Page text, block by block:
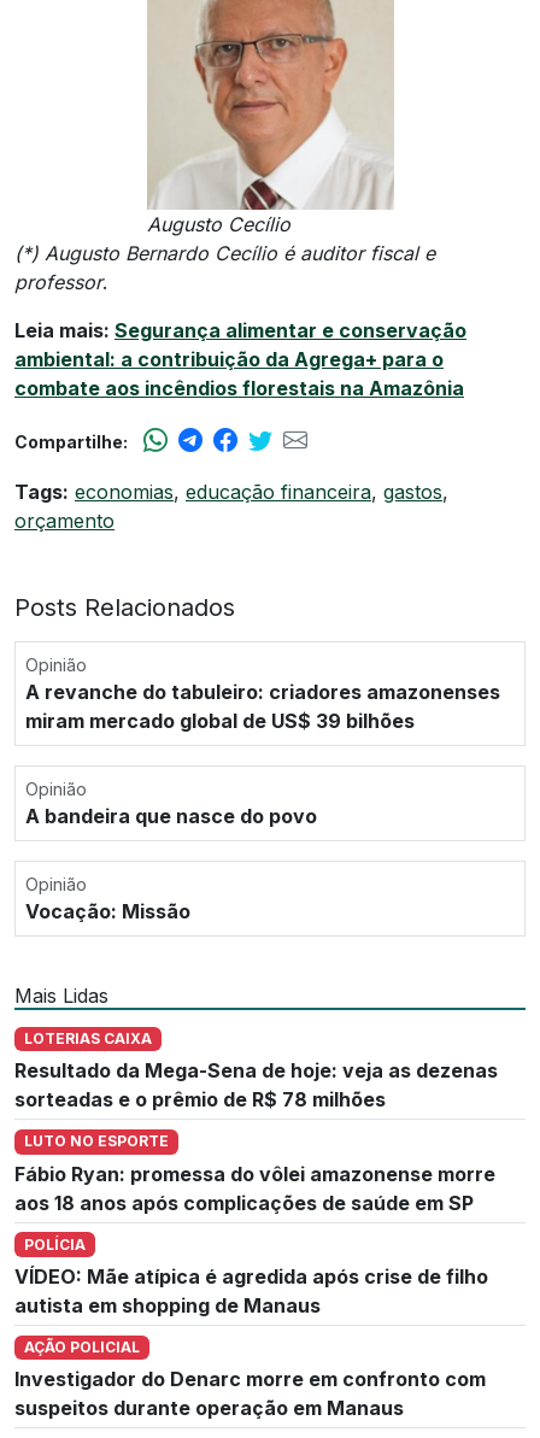
Augusto Cecílio
(*) Augusto Bernardo Cecílio é auditor fiscal e
professor.
Leia mais: Segurança alimentar e conservação
ambiental: a contribuição da Agrega+ para o
combate aos incêndios florestais na Amazônia
Compartilhe:
Tags: economias, educação financeira, gastos,
orçamento
Posts Relacionados
Opinião
A revanche do tabuleiro: criadores amazonenses
miram mercado global de US$ 39 bilhões
Opinião
A bandeira que nasce do povo
Opinião
Vocação: Missão
Mais Lidas
LOTERIAS CAIXA
Resultado da Mega-Sena de hoje: veja as dezenas
sorteadas e o prêmio de R$ 78 milhões
LUTO NO ESPORTE
Fábio Ryan: promessa do vôlei amazonense morre
aos 18 anos após complicações de saúde em SP
POLÍCIA
VÍDEO: Mãe atípica é agredida após crise de filho
autista em shopping de Manaus
AÇÃO POLICIAL
Investigador do Denarc morre em confronto com
suspeitos durante operação em Manaus